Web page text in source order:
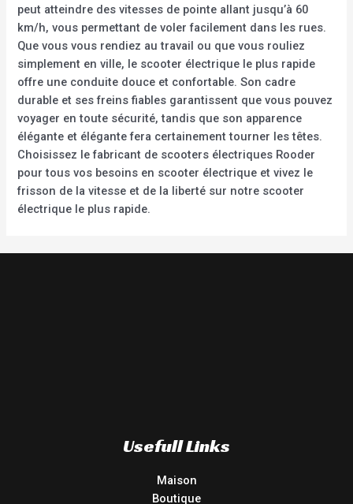
peut atteindre des vitesses de pointe allant jusqu’à 60
km/h, vous permettant de voler facilement dans les rues.
Que vous vous rendiez au travail ou que vous rouliez
simplement en ville, le scooter électrique le plus rapide
offre une conduite douce et confortable. Son cadre
durable et ses freins fiables garantissent que vous pouvez
voyager en toute sécurité, tandis que son apparence
élégante et élégante fera certainement tourner les têtes.
Choisissez le fabricant de scooters électriques Rooder
pour tous vos besoins en scooter électrique et vivez le
frisson de la vitesse et de la liberté sur notre scooter
électrique le plus rapide.
Usefull Links
Maison
Boutique